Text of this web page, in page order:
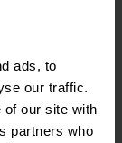
ads, to
our traffic.
of our site with
partners who
para a
necessita de
fatores no